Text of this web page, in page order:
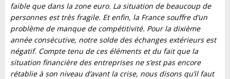
faible que dans la zone euro. La situation de beaucoup de
personnes est très fragile. Et enfin, la France souffre d’un
problème de manque de compétitivité. Pour la dixième
année consécutive, notre solde des échanges extérieurs est
négatif. Compte tenu de ces éléments et du fait que la
situation financière des entreprises ne s’est pas encore
rétablie à son niveau d’avant la crise, nous disons qu’il faut